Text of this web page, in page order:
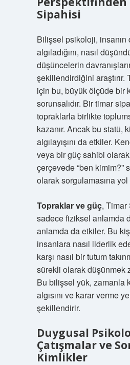
Sipahisi
Bilişsel psikoloji, insanın
algıladığını, nasıl
düşüncelerin
şekillendirdiğini araştırır.
için bu, büyük ölçüde bir
sorunsalıdır. Bir timar
topraklarla birlikte
kazanır. Ancak bu statü,
algılayışını da etkiler.
veya bir güç sahibi
çerçevede “ben kimim?”
olarak sorgulamasına
Topraklar ve güç, Timar
sadece fiziksel anlamda
anlamda da etkiler. Bu
insanlara nasıl liderlik
karşı nasıl bir tutum
sürekli olarak düşünmek
Bu bilişsel yük, zamanla
algısını ve karar verme
şekillendirir.
Duygusal
Çatışmalar ve
Kimlikler